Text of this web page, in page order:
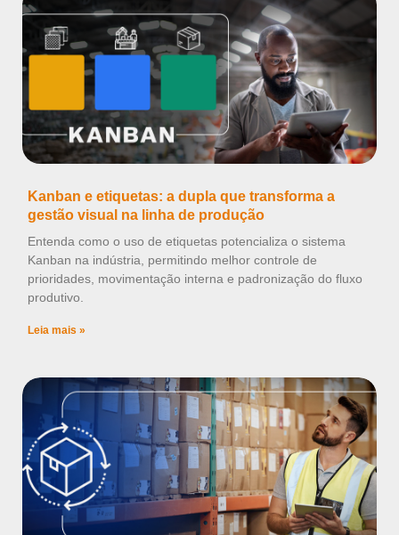
Kanban e etiquetas: a dupla que transforma a
gestão visual na linha de produção
Entenda como o uso de etiquetas potencializa o sistema
Kanban na indústria, permitindo melhor controle de
prioridades, movimentação interna e padronização do fluxo
produtivo.
Leia mais »